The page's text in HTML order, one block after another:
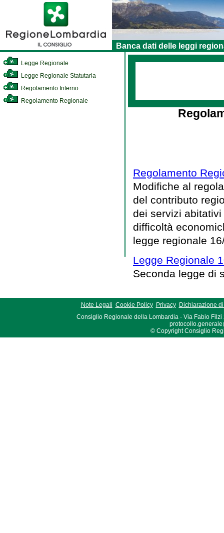
Banca dati delle leggi
Legge Regionale
Legge Regionale Statutaria
Regolamento Interno
Regolamento Regionale
Regolamento
Modifiche al
del contributo
dei servizi
difficoltà
legge regionale
Legge Regionale
Seconda legge di
Note Legali Cookie Policy Privacy
Dichiarazione
Consiglio Regionale della Lombardia - Via Fabio Filzi
© Copyright Consiglio